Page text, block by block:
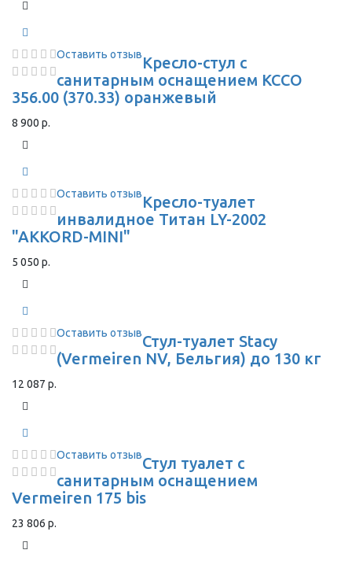
Оставить отзывКресло-стул с
санитарным оснащением КССО
356.00 (370.33) оранжевый
8 900 р.
Оставить отзывКресло-туалет
инвалидное Титан LY-2002
"AKKORD-MINI"
5 050 р.
Оставить отзывСтул-туалет Stacy
(Vermeiren NV, Бельгия) до 130 кг
12 087 р.
Оставить отзывСтул туалет с
санитарным оснащением
Vermeiren 175 bis
23 806 р.